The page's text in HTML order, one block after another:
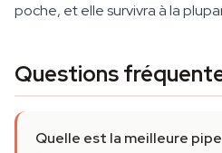
poche, et elle survivra à la
Questions
Quelle est la meilleure